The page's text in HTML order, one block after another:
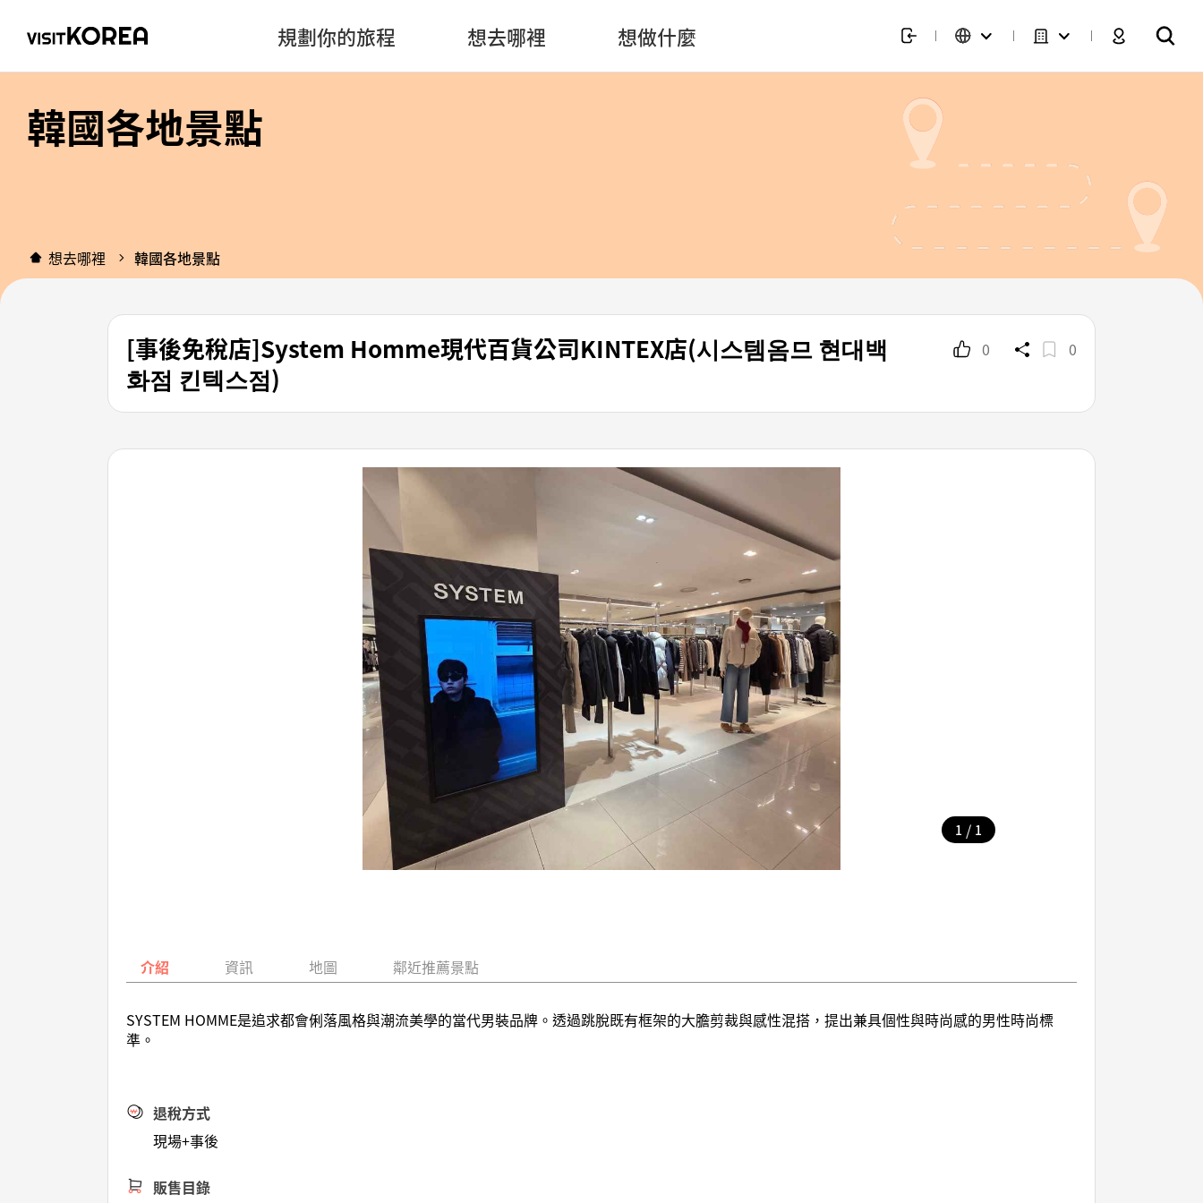
規劃你的旅程 想去哪裡 想做什麼
韓國各地景點
想去哪裡 韓國各地景點
[事後免稅店]System Homme現代百貨公司KINTEX店(시스템옴므 현대백
화점 킨텍스점)
0 0
1 / 1
介紹 資訊 地圖 鄰近推薦景點
SYSTEM HOMME是追求都會俐落風格與潮流美學的當代男裝品牌。透過跳脫既有框架的大膽剪裁與感性混搭，提出兼具個性與時尚感的男性時尚標
準。
退稅方式
現場+事後
販售目錄